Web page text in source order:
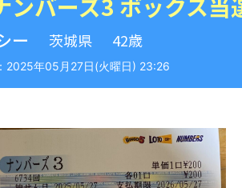
ンバーズ3 ボックス当
ー 茨城県 42歳
2025年05月27日(火曜日) 23:26